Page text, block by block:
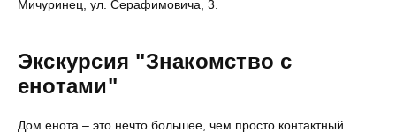
Мичуринец, ул. Серафимовича, 3.
Экскурсия "Знакомство с
енотами"
Дом енота – это нечто большее, чем просто контактный